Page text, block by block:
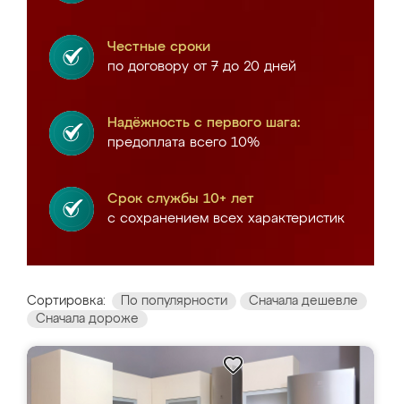
Честные сроки
по договору от 7 до 20 дней
Надёжность с первого шага:
предоплата всего 10%
Срок службы 10+ лет
с сохранением всех характеристик
Сортировка: По популярности
Сначала дешевле
Сначала дороже